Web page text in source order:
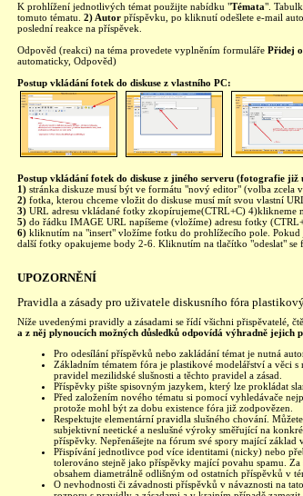
K prohlížení jednotlivých témat použijte nabídku "Témata".
tomuto tématu. 2) Autor příspěvku, po kliknutí odešlete e-mail
poslední reakce na příspěvek.
Odpověd (reakci) na téma provedete vyplněním formuláře Přidej
automaticky, Odpověd)
Postup vkládání fotek do diskuse z vlastního PC:
Postup vkládání fotek do diskuse z jiného serveru (fotografie již
1) stránka diskuze musí být ve formátu "nový editor" (volba zcela
2) fotka, kterou chceme vložit do diskuse musí mít svou vlastní
3) URL adresu vkládané fotky zkopírujeme(CTRL+C)
5) do řádku IMAGE URL napíšeme (vložíme) adresu fotky
6) kliknutím na "insert" vložíme fotku do prohlížecího pole. Pokud
další fotky opakujeme body 2-6. Kliknutím na tlačítko "odeslat" se
UPOZORNĚNÍ
Pravidla a zásady pro uživatele diskusního fóra
Níže uvedenými pravidly a zásadami se řídí všichni přispěvatelé,
a z něj plynoucích možných důsledků odpovídá výhradně jejich
Pro odesílání příspěvků nebo zakládání témat je nutná
Základním tématem fóra je plastikové modelářství a věci
pravidel mezilidské slušnosti a těchto pravidel a zásad.
Příspěvky pište spisovným jazykem, který lze prokládat
Před založením nového tématu si pomocí vyhledávače
protože mohl být za dobu existence fóra již zodpovězen.
Respektujte elementární pravidla slušného chování.
subjektivní neetické a neslušné výroky směřující na
příspěvky. Nepřenášejte na fórum své spory mající základ
Přispívání jednotlivce pod více identitami (nicky) nebo
tolerováno stejně jako příspěvky mající povahu spamu.
obsahem diametrálně odlišným od ostatních příspěvků v
O nevhodnosti či závadnosti příspěvků v návaznosti na